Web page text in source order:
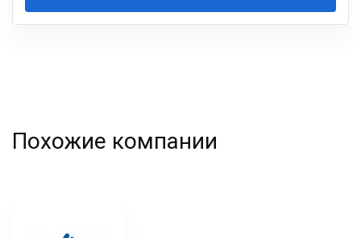
Ваша
Похожие компании